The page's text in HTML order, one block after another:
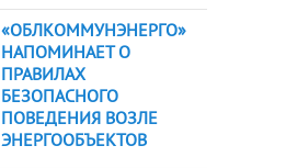
«ОБЛКОММУНЭНЕРГО»
НАПОМИНАЕТ О
ПРАВИЛАХ
БЕЗОПАСНОГО
ПОВЕДЕНИЯ ВОЗЛЕ
ЭНЕРГООБЪЕКТОВ